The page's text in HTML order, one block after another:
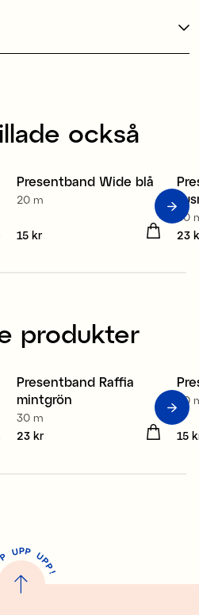
också
Presentband Wide blå
20 m
Pris:
15 kr
30
Pris
23
produkter
Presentband Raffia
mintgrön
30 m
Pris:
23 kr
20
Pris
15
UPP UP
P
!